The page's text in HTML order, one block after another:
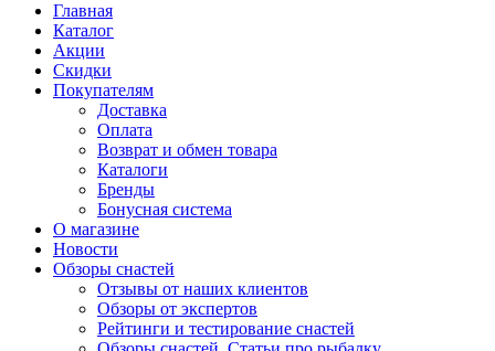
Главная
Каталог
Акции
Скидки
Покупателям
Доставка
Оплата
Возврат и обмен товара
Каталоги
Бренды
Бонусная система
О магазине
Новости
Обзоры снастей
Отзывы от наших клиентов
Обзоры от экспертов
Рейтинги и тестирование снастей